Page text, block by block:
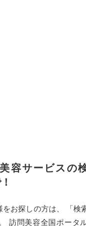
容サービスの
お探しの方は、 「検
訪問美容全国ポータ